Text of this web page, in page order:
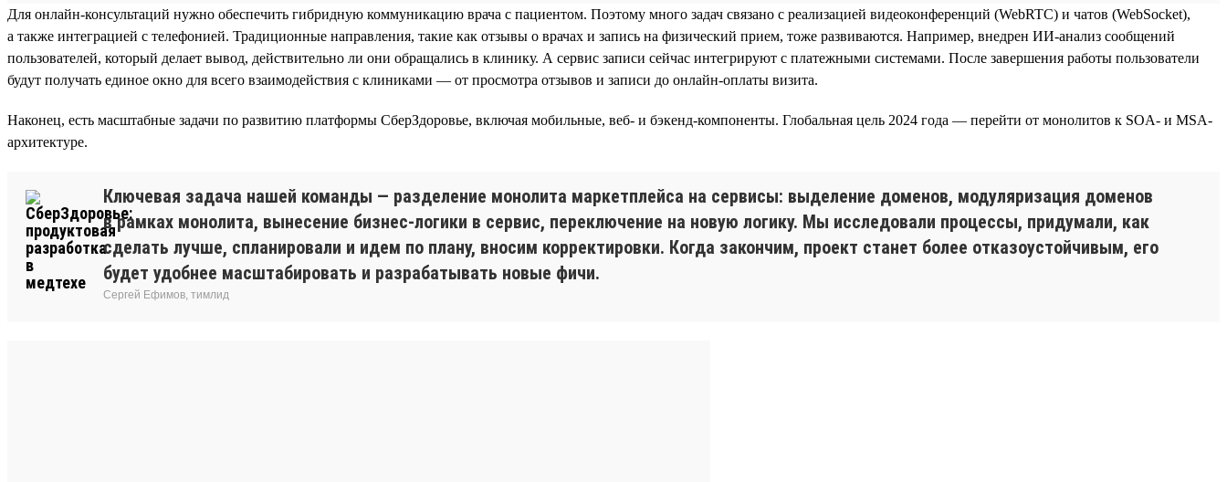
Для онлайн-консультаций нужно обеспечить гибридную коммуникацию врача с пациентом. Поэтому много задач связано с реализацией видеоконференций (WebRTC) и чатов (WebSocket),
а также интеграцией с телефонией. Традиционные направления, такие как отзывы о врачах и запись на физический прием, тоже развиваются. Например, внедрен ИИ-анализ сообщений
пользователей, который делает вывод, действительно ли они обращались в клинику. А сервис записи сейчас интегрируют с платежными системами. После завершения работы пользователи
будут получать единое окно для всего взаимодействия с клиниками — от просмотра отзывов и записи до онлайн-оплаты визита.
Наконец, есть масштабные задачи по развитию платформы СберЗдоровье, включая мобильные, веб- и бэкенд-компоненты. Глобальная цель 2024 года — перейти от монолитов к SOA- и MSA-
архитектуре.
Ключевая задача нашей команды — разделение монолита маркетплейса на сервисы: выделение доменов, модуляризация доменов
в рамках монолита, вынесение бизнес-логики в сервис, переключение на новую логику. Мы исследовали процессы, придумали, как
сделать лучше, спланировали и идем по плану, вносим корректировки. Когда закончим, проект станет более отказоустойчивым, его
будет удобнее масштабировать и разрабатывать новые фичи.
Сергей Ефимов, тимлид